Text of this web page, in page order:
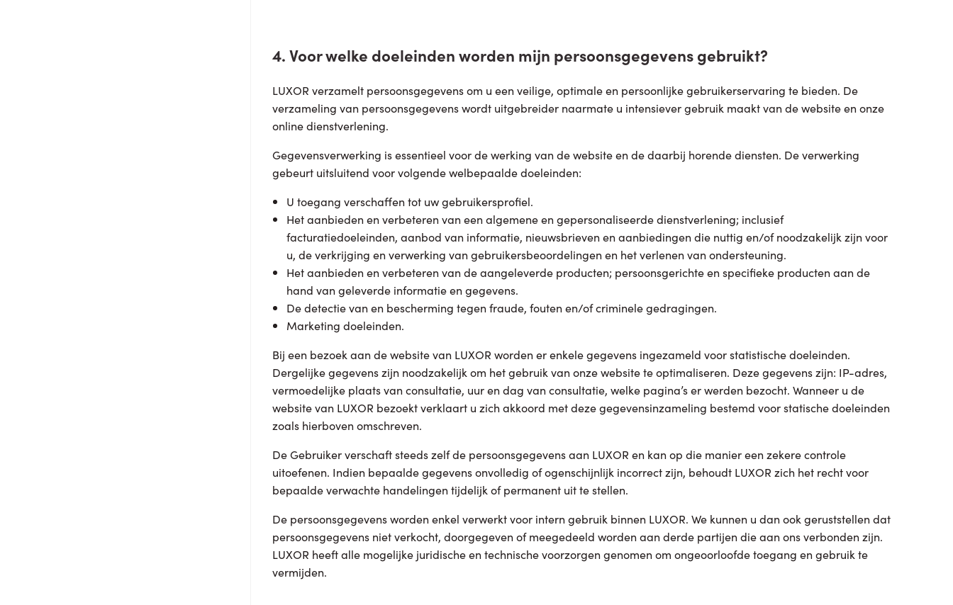
4. Voor welke doeleinden worden mijn persoonsgegevens gebruikt?
LUXOR verzamelt persoonsgegevens om u een veilige, optimale en persoonlijke gebruikerservaring te bieden. De
verzameling van persoonsgegevens wordt uitgebreider naarmate u intensiever gebruik maakt van de website en onze
online dienstverlening.
Gegevensverwerking is essentieel voor de werking van de website en de daarbij horende diensten. De verwerking
gebeurt uitsluitend voor volgende welbepaalde doeleinden:
U toegang verschaffen tot uw gebruikersprofiel.
Het aanbieden en verbeteren van een algemene en gepersonaliseerde dienstverlening; inclusief
facturatiedoeleinden, aanbod van informatie, nieuwsbrieven en aanbiedingen die nuttig en/of noodzakelijk zijn voor
u, de verkrijging en verwerking van gebruikersbeoordelingen en het verlenen van ondersteuning.
Het aanbieden en verbeteren van de aangeleverde producten; persoonsgerichte en specifieke producten aan de
hand van geleverde informatie en gegevens.
De detectie van en bescherming tegen fraude, fouten en/of criminele gedragingen.
Marketing doeleinden.
Bij een bezoek aan de website van LUXOR worden er enkele gegevens ingezameld voor statistische doeleinden.
Dergelijke gegevens zijn noodzakelijk om het gebruik van onze website te optimaliseren. Deze gegevens zijn: IP-adres,
vermoedelijke plaats van consultatie, uur en dag van consultatie, welke pagina’s er werden bezocht. Wanneer u de
website van LUXOR bezoekt verklaart u zich akkoord met deze gegevensinzameling bestemd voor statische doeleinden
zoals hierboven omschreven.
De Gebruiker verschaft steeds zelf de persoonsgegevens aan LUXOR en kan op die manier een zekere controle
uitoefenen. Indien bepaalde gegevens onvolledig of ogenschijnlijk incorrect zijn, behoudt LUXOR zich het recht voor
bepaalde verwachte handelingen tijdelijk of permanent uit te stellen.
De persoonsgegevens worden enkel verwerkt voor intern gebruik binnen LUXOR. We kunnen u dan ook geruststellen dat
persoonsgegevens niet verkocht, doorgegeven of meegedeeld worden aan derde partijen die aan ons verbonden zijn.
LUXOR heeft alle mogelijke juridische en technische voorzorgen genomen om ongeoorloofde toegang en gebruik te
vermijden.